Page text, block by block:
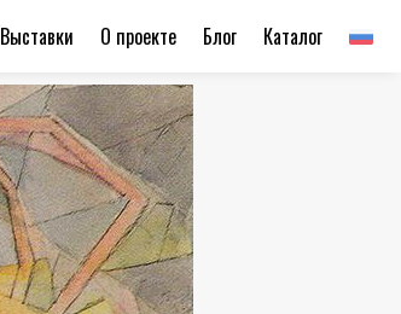
Каталог
Блог
О проекте
Выставки